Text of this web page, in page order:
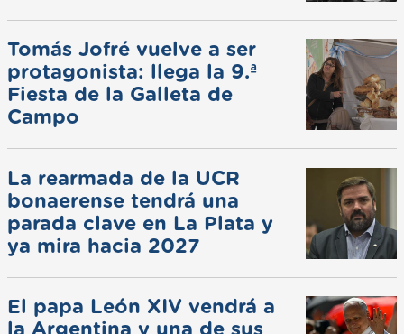
Tomás Jofré vuelve a ser
protagonista: llega la 9.ª
Fiesta de la Galleta de
Campo
La rearmada de la UCR
bonaerense tendrá una
parada clave en La Plata y
ya mira hacia 2027
El papa León XIV vendrá a
la Argentina y una de sus